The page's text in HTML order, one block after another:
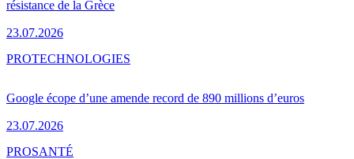
résistance de la Grèce
23.07.2026
Google écope d’une amende record de 890 millions d’euros
23.07.2026
PROTECHNOLOGIES
PROSANTÉ